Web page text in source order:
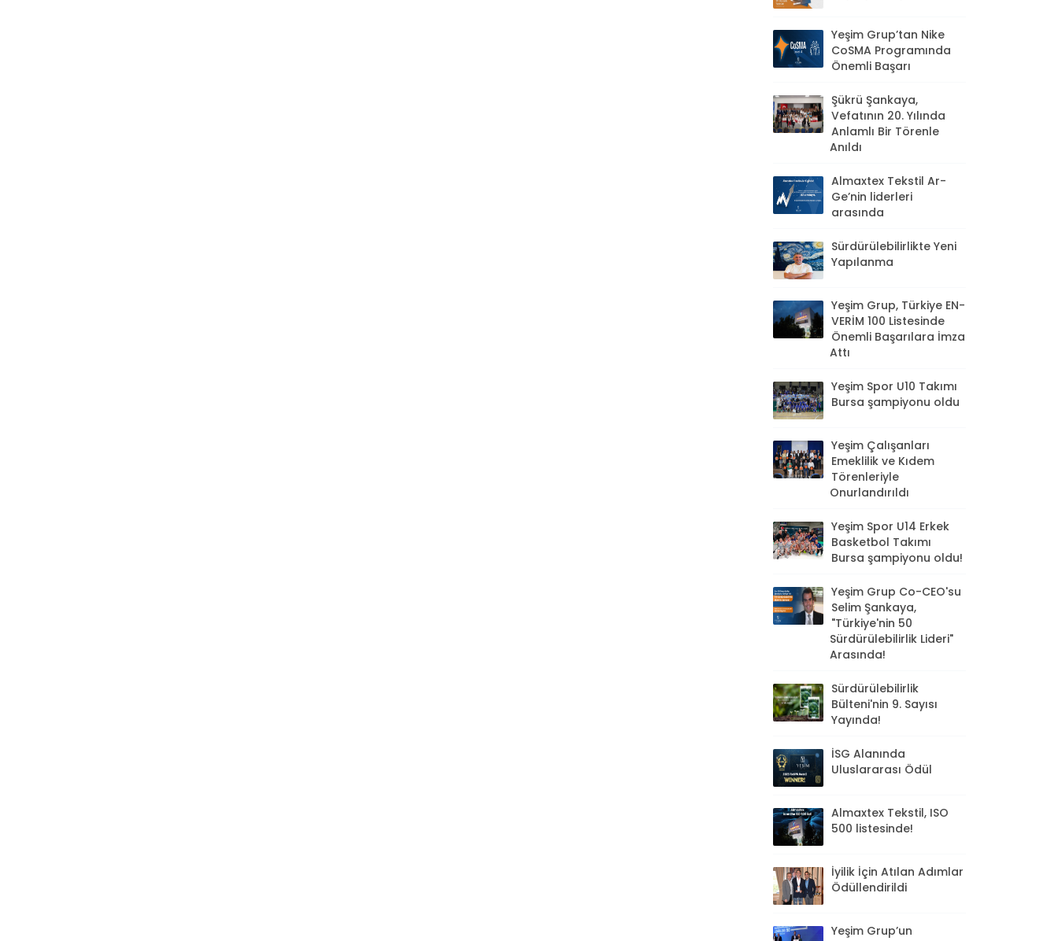
Yeşim Grup’tan Nike
CoSMA Programında
Önemli Başarı
Şükrü Şankaya,
Vefatının 20. Yılında
Anlamlı Bir Törenle
Anıldı
Almaxtex Tekstil Ar-
Ge’nin liderleri
arasında
Sürdürülebilirlikte Yeni
Yapılanma
Yeşim Grup, Türkiye EN-
VERİM 100 Listesinde
Önemli Başarılara İmza
Attı
Yeşim Spor U10 Takımı
Bursa şampiyonu oldu
Yeşim Çalışanları
Emeklilik ve Kıdem
Törenleriyle
Onurlandırıldı
Yeşim Spor U14 Erkek
Basketbol Takımı
Bursa şampiyonu oldu!
Yeşim Grup Co-CEO'su
Selim Şankaya,
"Türkiye'nin 50
Sürdürülebilirlik Lideri"
Arasında!
Sürdürülebilirlik
Bülteni'nin 9. Sayısı
Yayında!
İSG Alanında
Uluslararası Ödül
Almaxtex Tekstil, ISO
500 listesinde!
İyilik İçin Atılan Adımlar
Ödüllendirildi
Yeşim Grup’un